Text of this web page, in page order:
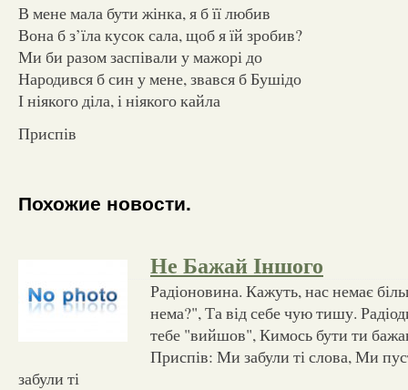
В мене мала бути жінка, я б її любив
Вона б з’їла кусок сала, щоб я їй зробив?
Ми би разом заспівали у мажорі до
Народився б син у мене, звався б Бушідо
І ніякого діла, і ніякого кайла
Приспів
Похожие новости.
Не Бажай Іншого
Радіоновина. Кажуть, нас немає
нема?", Та від себе чую тишу.
тебе "вийшов", Кимось бути ти
Приспів: Ми забули ті слова, Ми
забули ті